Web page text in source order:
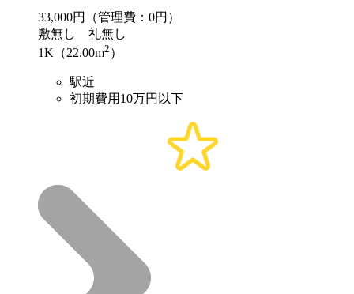
33,000円（管理費：0円）
敷無し 礼無し
1K（22.00m2 ）
駅近
初期費用10万円以下